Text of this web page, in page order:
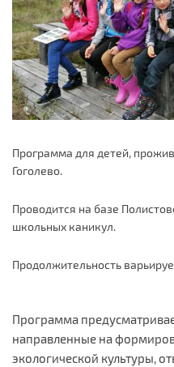
Программа для детей,
Гоголево.
Проводится на базе
школьных каникул.
Продолжительность
Программа
направленные на
экологической культуры,